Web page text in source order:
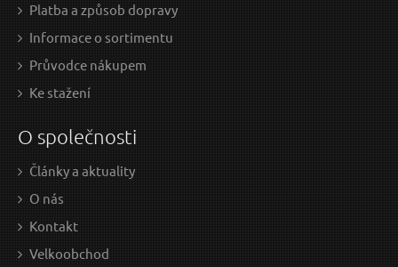
Platba a způsob dopravy
Informace o sortimentu
Průvodce nákupem
Ke stažení
O společnosti
Články a aktuality
O nás
Kontakt
Velkoobchod